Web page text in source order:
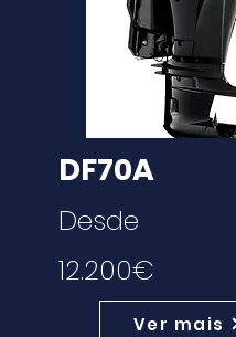
DF70A
Desde
12.200€
Ver mais